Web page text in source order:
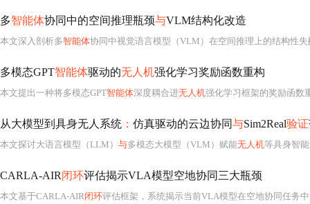
多智能体协同中的空间推理瓶颈与VLM结构化改造
本文深入剖析多智能体协同中视觉语言模型（VLM）在空间推理上的结构性失配
多模态GPT智能体驱动的无人机强化学习奖励函数重构
本文提出一种将多模态GPT智能体深度耦合进无人机强化学习框架的奖励函数
从大模型到具身无人系统 ： 仿真驱动的云边协同与Sim2Real验证
本文探讨大语言模型（LLM） 与多模态大模型（VLM）赋能无人机等具身智能系统的路径，重点剖
CARLA-AIR闭环评估揭示VLA模型空地协同三大瓶颈
本文基于CARLA-AIR闭环评估框架，系统揭示当前VLA模型在空地协同任务